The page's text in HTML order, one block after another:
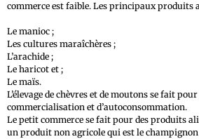
commerce est faible. Les principaux produits
Le manioc ;
Les cultures maraîchères ;
L’arachide ;
Le haricot et ;
Le maïs.
L’élevage de chèvres et de moutons se fait pour
commercialisation et d’autoconsommation.
Le petit commerce se fait pour des produits
un produit non agricole qui est le champignon